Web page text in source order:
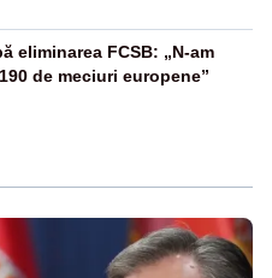
eliminarea FCSB: „N-am
de meciuri europene”